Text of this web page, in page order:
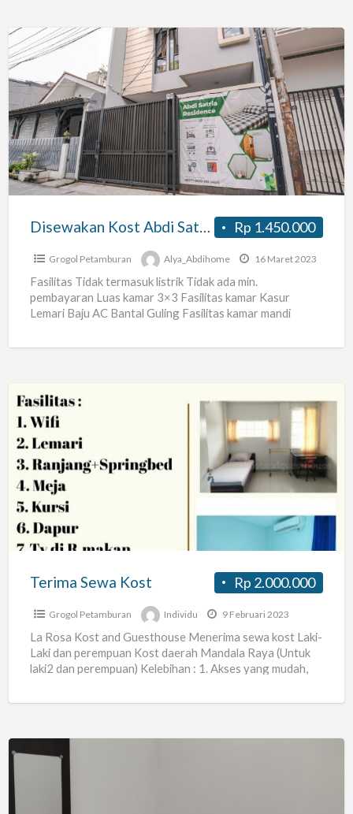
Disewakan
Kost
Abdi
Satria
Grogol
Petamburan
Harian
Bulanan
Rp 1.450.000
Disewakan Kost Abdi Satria Grogol Petamburan Harian dan Bulanan
Grogol Petamburan Alya_Abdihome 16 Maret 2023
Fasilitas Tidak termasuk listrik Tidak ada min.
pembayaran Luas kamar 3×3 Fasilitas kamar Kasur
Lemari Baju AC Bantal Guling Fasilitas kamar mandi
Terima
Sewa
Kost
Rp 2.000.000
Terima Sewa Kost
Grogol Petamburan Individu 9 Februari 2023
La Rosa Kost and Guesthouse Menerima sewa kost Laki-
Laki dan perempuan Kost daerah Mandala Raya (Untuk
laki2 dan perempuan) Kelebihan : 1. Akses yang mudah,
Kost
Tanjung